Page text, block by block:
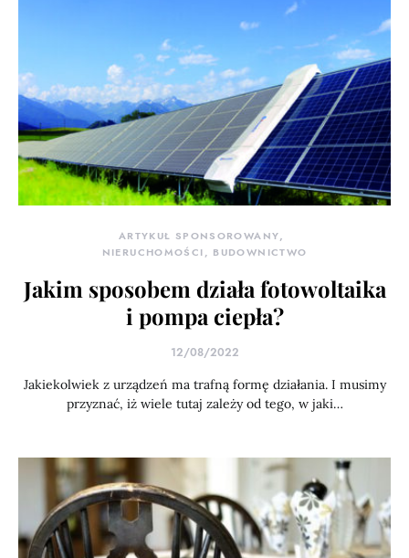
ARTYKUŁ SPONSOROWANY
NIERUCHOMOŚCI, BUDOWNICTWO
Jakim sposobem działa fotowoltaika
i pompa ciepła?
12/08/2022
Jakiekolwiek z urządzeń ma trafną formę działania. I musimy
przyznać, iż wiele tutaj zależy od tego, w jaki…